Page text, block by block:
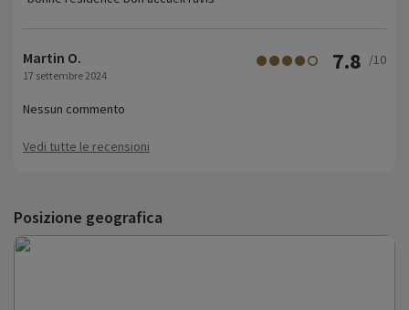
Martin O.
17 settembre 2024
7.8 /10
Nessun commento
Vedi tutte le recensioni
Posizione geografica